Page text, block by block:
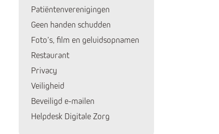
Patiëntenverenigingen
Geen handen schudden
Huidige pagina:
Foto’s, film en geluidsopnamen
Restaurant
Privacy
Veiligheid
Beveiligd e-mailen
Helpdesk Digitale Zorg